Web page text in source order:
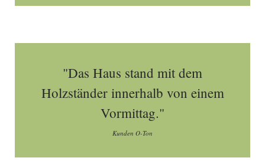
"Das Haus stand mit dem
Holzständer innerhalb von einem
Vormittag."
Kunden O-Ton